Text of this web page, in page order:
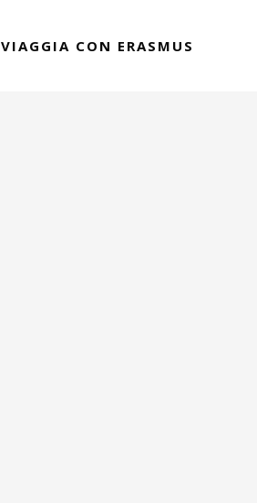
VIAGGIA CON ERASMUS